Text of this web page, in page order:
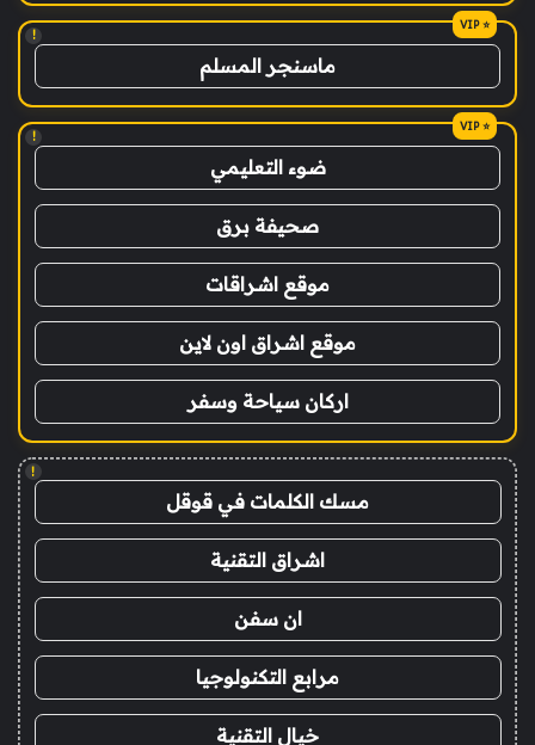
!
ماسنجر المسلم
!
ضوء التعليمي
صحيفة برق
موقع اشراقات
موقع اشراق اون لاين
اركان سياحة وسفر
!
مسك الكلمات في قوقل
اشراق التقنية
ان سفن
مرابع التكنولوجيا
خيال التقنية